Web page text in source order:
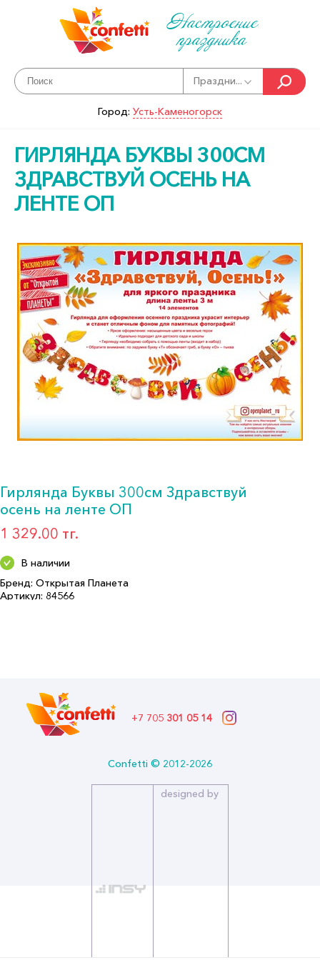
Настроение
праздника
Праздни...
Город: Усть-Каменогорск
ГИРЛЯНДА БУКВЫ 300СМ
ЗДРАВСТВУЙ ОСЕНЬ НА
ЛЕНТЕ ОП
Гирлянда Буквы 300см Здравствуй
осень на ленте ОП
1 329.00 тг.
В наличии
Бренд: Открытая Планета
Артикул: 84566
+7 705 301 05 14
Confetti © 2012-2026
designed by